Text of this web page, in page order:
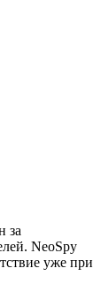
за
NeoSpy
уже при